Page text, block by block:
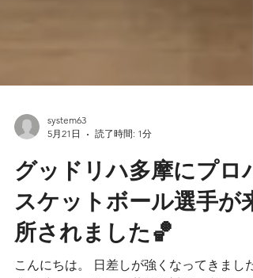
5月21日
読了時間: 1分
グッドリハ多摩にプロバ
スケットボール選手が来
所されました🏀